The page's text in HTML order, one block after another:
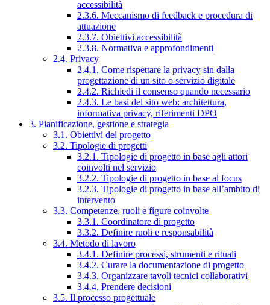
accessibilità
2.3.6. Meccanismo di feedback e procedura di
attuazione
2.3.7. Obiettivi accessibilità
2.3.8. Normativa e approfondimenti
2.4. Privacy
2.4.1. Come rispettare la privacy sin dalla
progettazione di un sito o servizio digitale
2.4.2. Richiedi il consenso quando necessario
2.4.3. Le basi del sito web: architettura,
informativa privacy, riferimenti DPO
3. Pianificazione, gestione e strategia
3.1. Obiettivi del progetto
3.2. Tipologie di progetti
3.2.1. Tipologie di progetto in base agli attori
coinvolti nel servizio
3.2.2. Tipologie di progetto in base al focus
3.2.3. Tipologie di progetto in base all’ambito di
intervento
3.3. Competenze, ruoli e figure coinvolte
3.3.1. Coordinatore di progetto
3.3.2. Definire ruoli e responsabilità
3.4. Metodo di lavoro
3.4.1. Definire processi, strumenti e rituali
3.4.2. Curare la documentazione di progetto
3.4.3. Organizzare tavoli tecnici collaborativi
3.4.4. Prendere decisioni
3.5. Il processo progettuale